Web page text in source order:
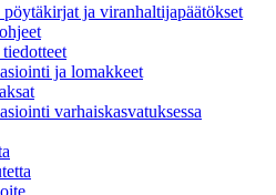
pöytäkirjat ja viranhaltijapäätökset
ja lomakkeet
varhaiskasvatuksessa